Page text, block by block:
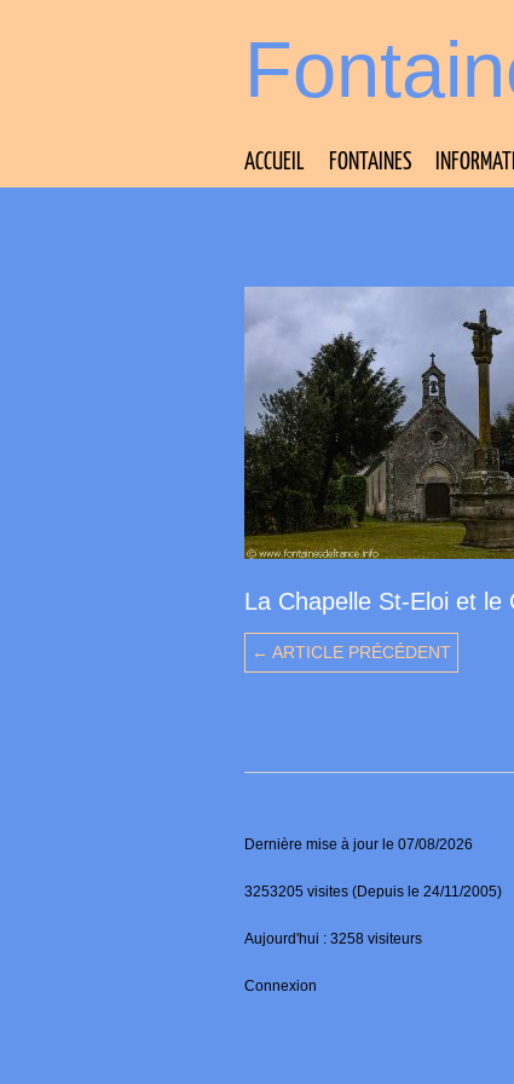
ACCUEIL FONTAINES
La Chapelle St-Eloi et le
← ARTICLE PRÉCÉDENT
Dernière mise à jour le 07/08/2026
3253205 visites (Depuis le 24/11/2005)
Aujourd'hui : 3258 visiteurs
Connexion